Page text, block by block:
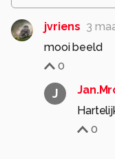
jvriens 3
mooi beeld
0
J
0